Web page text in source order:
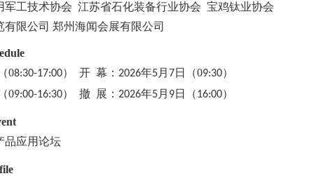
军工技术协会 江苏省石化装备行业协会 宝鸡钛业协会
有限公司 郑州海闻会展有限公司
08:30-17:00） 开 幕： 2026年5月 7日（09:30）
09:00-16:30） 撤 展： 2026年5月 9日（16:00）
品应用论坛